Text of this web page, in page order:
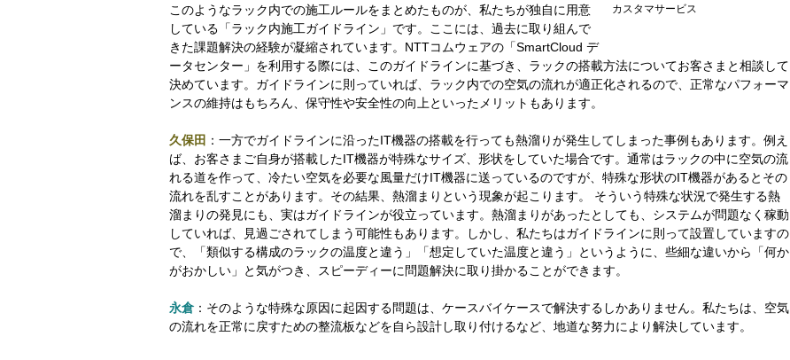
カスタマサービス
このようなラック内での施工ルールをまとめたものが、私たちが独自に用意
している「ラック内施工ガイドライン」です。ここには、過去に取り組んで
きた課題解決の経験が凝縮されています。NTTコムウェアの「SmartCloud デ
ータセンター」を利用する際には、このガイドラインに基づき、ラックの搭載方法についてお客さまと相談して
決めています。ガイドラインに則っていれば、ラック内での空気の流れが適正化されるので、正常なパフォーマ
ンスの維持はもちろん、保守性や安全性の向上といったメリットもあります。
久保田 ：一方でガイドラインに沿ったIT機器の搭載を行っても熱溜りが発生してしまった事例もあります。例え
ば、お客さまご自身が搭載したIT機器が特殊なサイズ、形状をしていた場合です。通常はラックの中に空気の流
れる道を作って、冷たい空気を必要な風量だけIT機器に送っているのですが、特殊な形状のIT機器があるとその
流れを乱すことがあります。その結果、熱溜まりという現象が起こります。 そういう特殊な状況で発生する熱
溜まりの発見にも、実はガイドラインが役立っています。熱溜まりがあったとしても、システムが問題なく稼動
していれば、見過ごされてしまう可能性もあります。しかし、私たちはガイドラインに則って設置していますの
で、「類似する構成のラックの温度と違う」「想定していた温度と違う」というように、些細な違いから「何か
がおかしい」と気がつき、スピーディーに問題解決に取り掛かることができます。
永倉：そのような特殊な原因に起因する問題は、ケースバイケースで解決するしかありません。私たちは、空気
の流れを正常に戻すための整流板などを自ら設計し取り付けるなど、地道な努力により解決しています。